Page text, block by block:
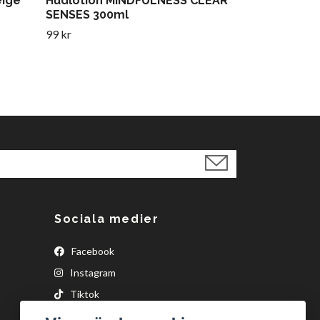
SENSES 300ml
99 kr
Sociala medier
Facebook
Instagram
Tiktok